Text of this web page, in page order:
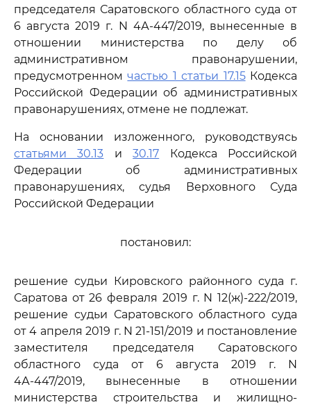
председателя Саратовского областного суда от
6 августа 2019 г. N 4А-447/2019, вынесенные в
отношении министерства по делу об
административном правонарушении,
предусмотренномчастью 1 статьи 17.15Кодекса
Российской Федерации об административных
правонарушениях, отмене не подлежат.
На основании изложенного, руководствуясь
статьями 30.13 и30.17 Кодекса Российской
Федерации об административных
правонарушениях, судья Верховного Суда
Российской Федерации
постановил:
решение судьи Кировского районного суда г.
Саратова от 26 февраля 2019 г. N 12(ж)-222/2019,
решение судьи Саратовского областного суда
от 4 апреля 2019 г. N 21-151/2019 и постановление
заместителя председателя Саратовского
областного суда от 6 августа 2019 г. N
4А-447/2019, вынесенные в отношении
министерства строительства и жилищно-